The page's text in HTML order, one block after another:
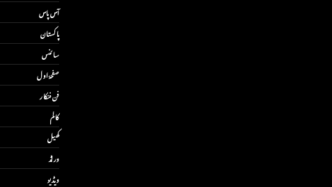
آس پاس
پاکستان
سائنس
صفحۂ اول
فن فنکار
کالم
کھیل
ورلڈ
ویڈیو